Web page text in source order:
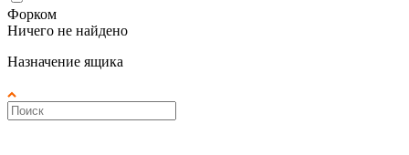
Форком
Ничего не найдено
Назначение ящика